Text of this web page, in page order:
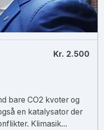
Kr. 2.500
bare CO2 kvoter og
en katalysator der
Klimasik...